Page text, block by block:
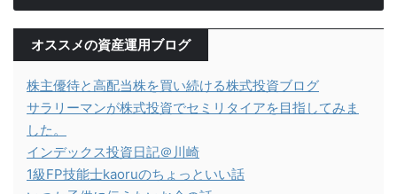
オススメの資産運用ブログ
株主優待と高配当株を買い続ける株式投資ブログ
サラリーマンが株式投資でセミリタイアを目指してみま
した。
インデックス投資日記＠川崎
1級FP技能士kaoruのちょっといい話